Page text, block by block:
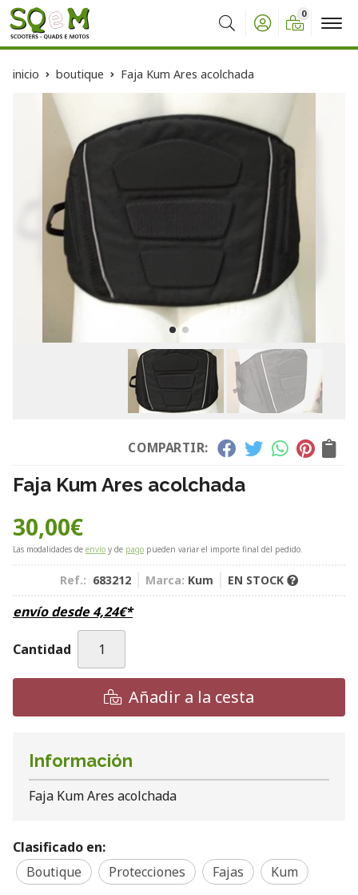
Buscar
0
inicio boutique Faja Kum Ares acolchada
COMPARTIR:
Faja Kum Ares acolchada
30,00€
Las modalidades de envío y de pago pueden variar el importe final del pedido.
Ref.: 683212 Marca: Kum EN STOCK
envío desde4,24€*
Cantidad
Añadir a la cesta
Información
Faja Kum Ares acolchada
Clasificado en:
Boutique
Protecciones Fajas Kum